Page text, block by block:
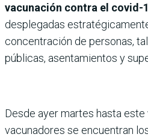
vacunación contra el covid-
desplegadas
concentración de personas,
públicas, asentamientos y
Desde ayer martes hasta
vacunadores se encuentran